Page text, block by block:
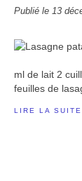
Publié le 13
ml de lait 2
feuilles de
LIRE LA SUITE